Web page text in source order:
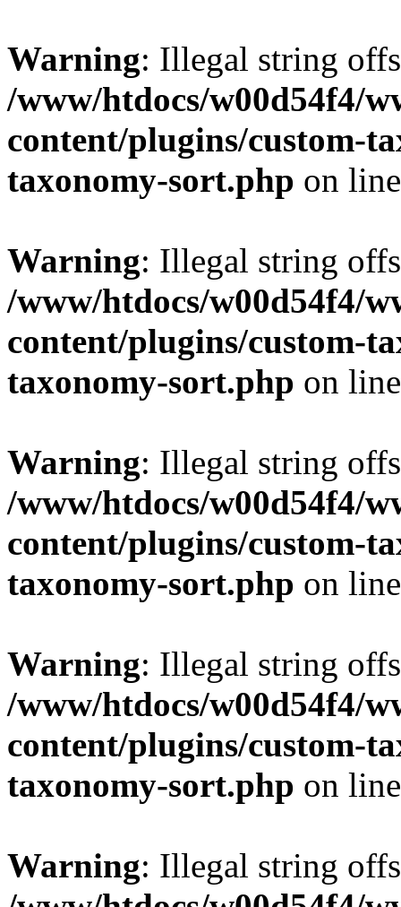
Warning: Illegal string
/www/htdocs/w00d54f4/
content/plugins/custom-
taxonomy-sort.php on
Warning: Illegal string
/www/htdocs/w00d54f4/
content/plugins/custom-
taxonomy-sort.php on
Warning: Illegal string
/www/htdocs/w00d54f4/
content/plugins/custom-
taxonomy-sort.php on
Warning: Illegal string
/www/htdocs/w00d54f4/
content/plugins/custom-
taxonomy-sort.php on
Warning: Illegal string